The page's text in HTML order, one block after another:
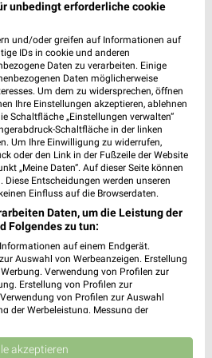
Angebote für
Müller
unbedingt erforderliche cookie
und/oder greifen auf Informationen auf
IDs in cookie und anderen
Daten zu verarbeiten. Einige
Daten möglicherweise
Um dem zu widersprechen, öffnen
Ihre Einstellungen akzeptieren, ablehnen
Schaltfläche „Einstellungen verwalten“
Schaltfläche in der linken
Um Ihre Einwilligung zu widerrufen,
oder den Link in der Fußzeile der Website
„Meine Daten“. Auf dieser Seite können
Entscheidungen werden unseren
Einfluss auf die Browserdaten.
Daten, um die Leistung der
Folgendes zu tun:
auf einem Endgerät.
Auswahl von Werbeanzeigen. Erstellung
Verwendung von Profilen zur
Erstellung von Profilen zur
von Profilen zur Auswahl
der Werbeleistung. Messung der
Quellen. Entwicklung und
reduzierter Daten zur Auswahl
akzeptieren